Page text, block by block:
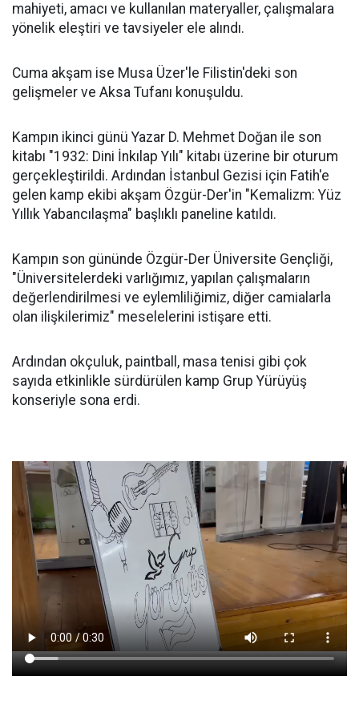
mahiyeti, amacı ve kullanılan materyaller, çalışmalara
yönelik eleştiri ve tavsiyeler ele alındı.
Cuma akşam ise Musa Üzer'le Filistin'deki son
gelişmeler ve Aksa Tufanı konuşuldu.
Kampın ikinci günü Yazar D. Mehmet Doğan ile son
kitabı "1932: Dini İnkılap Yılı" kitabı üzerine bir oturum
gerçekleştirildi. Ardından İstanbul Gezisi için Fatih'e
gelen kamp ekibi akşam Özgür-Der'in "Kemalizm: Yüz
Yıllık Yabancılaşma" başlıklı paneline katıldı.
Kampın son gününde Özgür-Der Üniversite Gençliği,
"Üniversitelerdeki varlığımız, yapılan çalışmaların
değerlendirilmesi ve eylemliliğimiz, diğer camialarla
olan ilişkilerimiz" meselelerini istişare etti.
Ardından okçuluk, paintball, masa tenisi gibi çok
sayıda etkinlikle sürdürülen kamp Grup Yürüyüş
konseriyle sona erdi.